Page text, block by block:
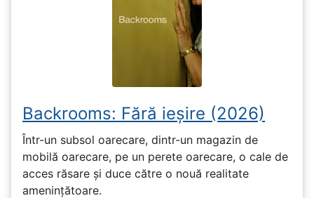
Backrooms: Fără ieșire (2026)
Într-un subsol oarecare, dintr-un magazin de
mobilă oarecare, pe un perete oarecare, o cale de
acces răsare și duce către o nouă realitate
amenințătoare.